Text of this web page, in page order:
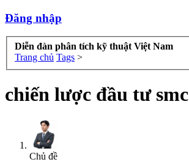
Đăng nhập
Diễn đàn phân tích kỹ thuật Việt Nam
Trang chủ Tags >
chiến lược đầu tư smc
Chủ đề